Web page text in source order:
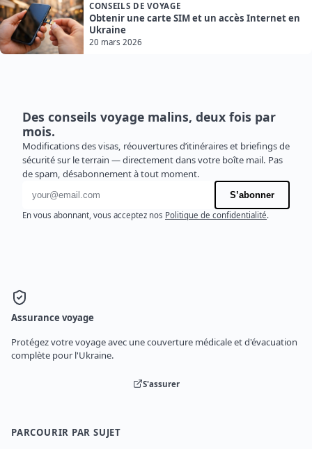
CONSEILS DE VOYAGE
Obtenir une carte SIM et un accès Internet en
Ukraine
20 mars 2026
Des conseils voyage malins, deux fois par
mois.
Modifications des visas, réouvertures d’itinéraires et briefings de
sécurité sur le terrain — directement dans votre boîte mail. Pas
de spam, désabonnement à tout moment.
Adresse e-mail
S’abonner
En vous abonnant, vous acceptez nos Politique de confidentialité.
Assurance voyage
Protégez votre voyage avec une couverture médicale et d'évacuation
complète pour l'Ukraine.
S'assurer
PARCOURIR PAR SUJET